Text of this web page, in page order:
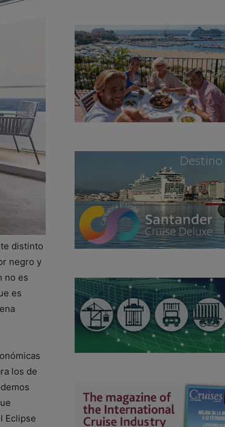
distinto
negro y
no es
es
los de
Eclipse